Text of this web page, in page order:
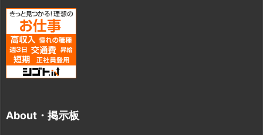
About・掲示板